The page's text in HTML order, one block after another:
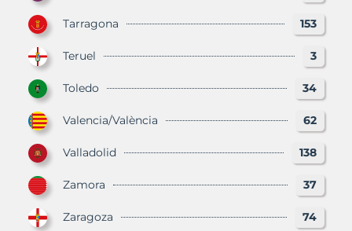
Tarragona 153
Teruel 3
Toledo 34
Valencia/València 62
Valladolid 138
Zamora 37
Zaragoza 74